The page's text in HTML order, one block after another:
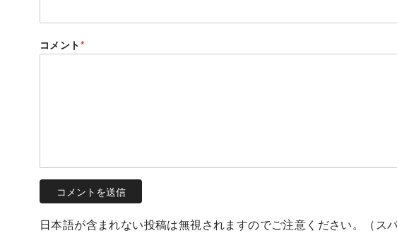
コメント*
日本語が含まれない投稿は無視されますのでご注意ください。（スパ